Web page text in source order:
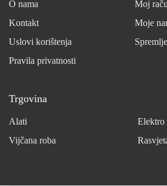
O nama
Kontakt
Uslovi korištenja
Pravila privatnosti
Moj
Moje
Trgovina
Alati
Elektro
Vijčana roba